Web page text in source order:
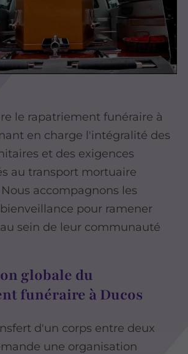
le rapatriement funéraire à
en charge l'intégralité des
et des exigences
au transport mortuaire
accompagnons les
pour ramener
sein de leur communauté
globale du
funéraire à Ducos
d'un corps entre deux
une organisation